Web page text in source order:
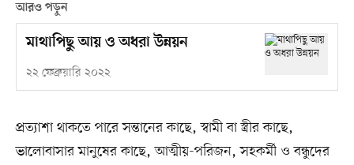
আরও পড়ুন
মাথাপিছু আয় ও অধরা উন্নয়ন
২২ ফেব্রুয়ারি ২০২২
প্রত্যাশা থাকতে পারে সন্তানের কাছে, স্বামী বা স্ত্রীর কাছে,
ভালোবাসার মানুষের কাছে, আত্মীয়-পরিজন, সহকর্মী ও বন্ধুদের